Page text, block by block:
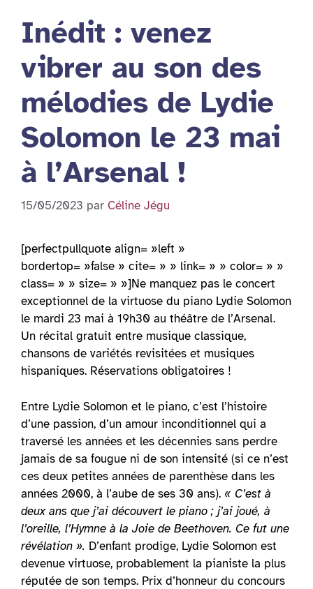
Inédit : venez
vibrer au son des
mélodies de Lydie
Solomon le 23 mai
à l’Arsenal !
15/05/2023 par Céline Jégu
[perfectpullquote align= »left »
bordertop= »false » cite= » » link= » » color= » »
class= » » size= » »]Ne manquez pas le concert
exceptionnel de la virtuose du piano Lydie Solomon
le mardi 23 mai à 19h30 au théâtre de l’Arsenal.
Un récital gratuit entre musique classique,
chansons de variétés revisitées et musiques
hispaniques. Réservations obligatoires !
Entre Lydie Solomon et le piano, c’est l’histoire
d’une passion, d’un amour inconditionnel qui a
traversé les années et les décennies sans perdre
jamais de sa fougue ni de son intensité (si ce n’est
ces deux petites années de parenthèse dans les
années 2000, à l’aube de ses 30 ans). « C’est à
deux ans que j’ai découvert le piano ; j’ai joué, à
l’oreille, l’Hymne à la Joie de Beethoven. Ce fut une
révélation ». D’enfant prodige, Lydie Solomon est
devenue virtuose, probablement la pianiste la plus
réputée de son temps. Prix d’honneur du concours